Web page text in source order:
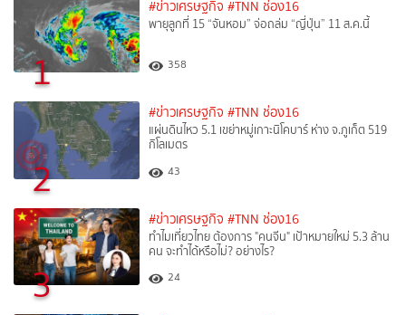
1
#ข่าวเศรษฐกิจ #TNN ช่อง16
พายุลูกที่ 15 “จันหอม” จ่อถล่ม “ญี่ปุ่น” 11 ส.ค.นี้
358
2
#ข่าวเศรษฐกิจ #TNN ช่อง16
แผ่นดินไหว 5.1 เขย่าหมู่เกาะนิโคบาร์ ห่าง จ.ภูเก็ต 519
กิโลเมตร
43
3
#ข่าวเศรษฐกิจ #TNN ช่อง16
ทำไมเที่ยวไทย ต้องการ "คนจีน" เป้าหมายใหม่ 5.3 ล้าน
คน จะทำได้หรือไม่? อย่างไร?
24